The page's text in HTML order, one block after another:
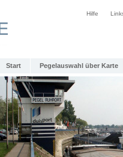
Hilfe
Start Pegelauswahl über Karte